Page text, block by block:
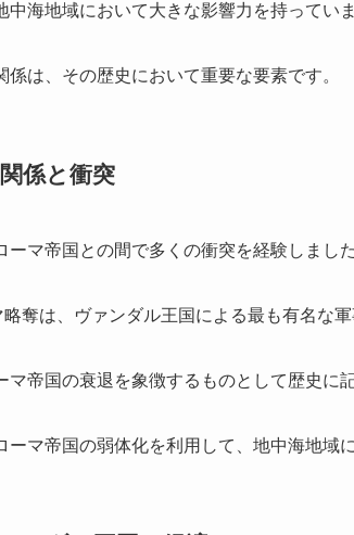
中海地域において大きな影響力を持っていま
は、その歴史において重要な要素です。
係と衝突
ーマ帝国との間で多くの衝突を経験しました
奪は、ヴァンダル王国による最も有名な軍
マ帝国の衰退を象徴するものとして歴史に
ーマ帝国の弱体化を利用して、地中海地域